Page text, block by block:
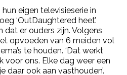
eigen televisieserie in
‘OutDaughtered heet’.
er ouders zijn. Volgens
opvoeden van 6 meiden vol
te houden. ‘Dat werkt
voor ons. Elke dag weer een
daar ook aan vasthouden’.